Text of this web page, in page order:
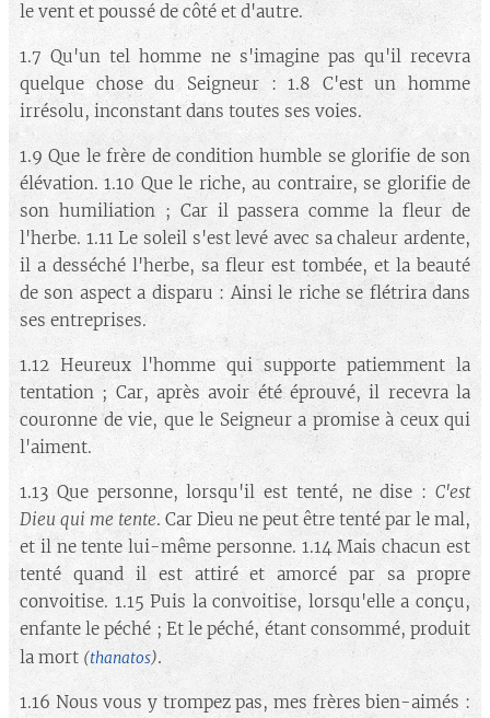
le vent et poussé de côté et d'autre.
1.7 Qu'un tel homme ne s'imagine pas qu'il recevra
quelque chose du Seigneur : 1.8 C'est un homme
irrésolu, inconstant dans toutes ses voies.
1.9 Que le frère de condition humble se glorifie de son
élévation. 1.10 Que le riche, au contraire, se glorifie de
son humiliation ; Car il passera comme la fleur de
l'herbe. 1.11 Le soleil s'est levé avec sa chaleur ardente,
il a desséché l'herbe, sa fleur est tombée, et la beauté
de son aspect a disparu : Ainsi le riche se flétrira dans
ses entreprises.
1.12 Heureux l'homme qui supporte patiemment la
tentation ; Car, après avoir été éprouvé, il recevra la
couronne de vie, que le Seigneur a promise à ceux qui
l'aiment.
1.13 Que personne, lorsqu'il est tenté, ne dise : C'est
Dieu qui me tente. Car Dieu ne peut être tenté par le mal,
et il ne tente lui-même personne. 1.14 Mais chacun est
tenté quand il est attiré et amorcé par sa propre
convoitise. 1.15 Puis la convoitise, lorsqu'elle a conçu,
enfante le péché ; Et le péché, étant consommé, produit
la mort (thanatos).
1.16 Nous vous y trompez pas, mes frères bien-aimés :